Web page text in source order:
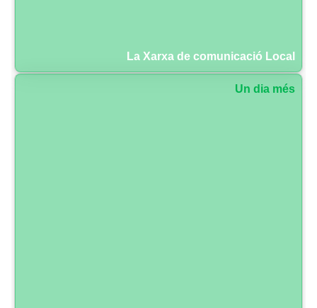
La Xarxa de comunicació Local
Un dia més